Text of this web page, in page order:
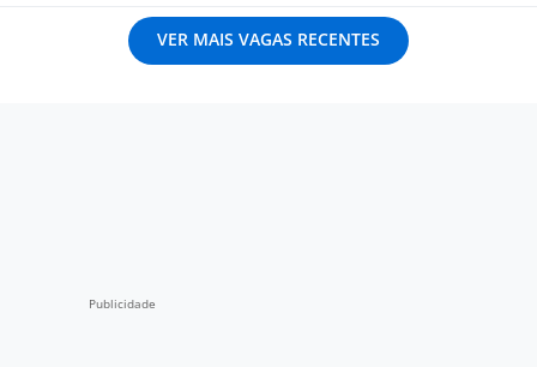
VER MAIS VAGAS RECENTES